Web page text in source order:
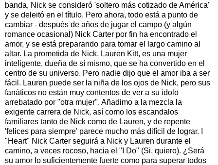
banda, Nick se consideró 'soltero más cotizado de América'
y se deleitó en el título. Pero ahora, todo está a punto de
cambiar - después de años de jugar el campo (y algún
romance ocasional) Nick Carter por fin ha encontrado el
amor, y se está preparando para tomar el largo camino al
altar. La prometida de Nick, Lauren Kitt, es una mujer
inteligente, dueña de sí mismo, que se ha convertido en el
centro de su universo. Pero nadie dijo que el amor iba a ser
fácil. Lauren puede ser la niña de los ojos de Nick, pero sus
fanáticos no están muy contentos de ver a su ídolo
arrebatado por "otra mujer". Añadimo a la mezcla la
exigente carrera de Nick, así como los escandalos
familiares tanto de Nick como de Lauren, y de repente
'felices para siempre' parece mucho más difícil de lograr. I
"Heart" Nick Carter seguirá a Nick y Lauren durante el
camino, a veces rocoso, hacia el "I Do" (Si, quiero). ¿Será
su amor lo suficientemente fuerte como para superar todos